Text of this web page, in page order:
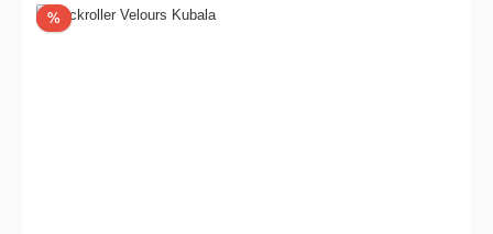
%Rabatt